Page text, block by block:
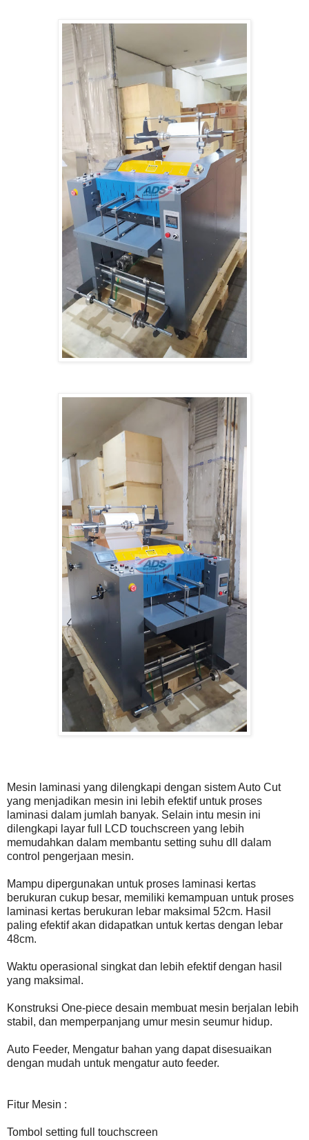
Mesin laminasi yang dilengkapi dengan sistem Auto Cut
yang menjadikan mesin ini lebih efektif untuk proses
laminasi dalam jumlah banyak. Selain intu mesin ini
dilengkapi layar full LCD touchscreen yang lebih
memudahkan dalam membantu setting suhu dll dalam
control pengerjaan mesin.
Mampu dipergunakan untuk proses laminasi kertas
berukuran cukup besar, memiliki kemampuan untuk proses
laminasi kertas berukuran lebar maksimal 52cm. Hasil
paling efektif akan didapatkan untuk kertas dengan lebar
48cm.
Waktu operasional singkat dan lebih efektif dengan hasil
yang maksimal.
Konstruksi One-piece desain membuat mesin berjalan lebih
stabil, dan memperpanjang umur mesin seumur hidup.
Auto Feeder, Mengatur bahan yang dapat disesuaikan
dengan mudah untuk mengatur auto feeder.
Fitur Mesin :
Tombol setting full touchscreen